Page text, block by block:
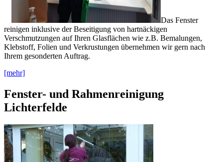
Das Fenster
reinigen inklusive der Beseitigung von hartnäckigen
Verschmutzungen auf Ihren Glasflächen wie z.B. Bemalungen,
Klebstoff, Folien und Verkrustungen übernehmen wir gern nach
Ihrem gesonderten Auftrag.
[mehr]
Fenster- und Rahmenreinigung
Lichterfelde